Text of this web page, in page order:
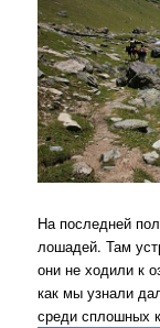
На последней
лошадей. Там
они не ходили к
как мы узнали
среди сплошных